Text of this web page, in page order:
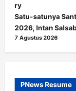
Satu-satunya
2026, Intan
7 Agustus 2026
PNews Resume